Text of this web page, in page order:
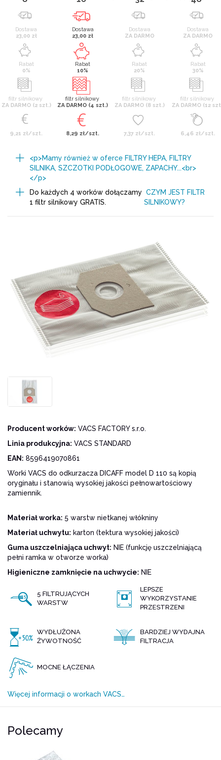
Dostawa
23,00 zł
Rabat
0%
filtr silnikowy
ZA DARMO (2 szt.)
9,21 zł/szt.
Dostawa
23,00 zł
Rabat
10%
filtr silnikowy
ZA DARMO (4 szt.)
8,29 zł/szt.
Dostawa
ZA DARMO
Rabat
20%
filtr silnikowy
ZA DARMO (8 szt.)
7,37 zł/szt.
Dostawa
ZA DARMO
Rabat
30%
filtr silnikowy
ZA DARMO (12
6,46 zł/szt.
<p>Mamy również w oferce FILTRY HEPA, FILTRY
SILNIKA, SZCZOTKI PODŁOGOWE, ZAPACHY...<br>
</p>
Do każdych 4 worków dołączamy
1 filtr silnikowy GRATIS.
CZYM JEST FILTR
SILNIKOWY?
Producent worków: VACS FACTORY s.r.o.
Linia produkcyjna: VACS STANDARD
EAN: 8596419070861
Worki VACS do odkurzacza DICAFF model D 110 są kopią
oryginału i stanowią wysokiej jakości pełnowartościowy
zamiennik.
Materiał worka: 5 warstw nietkanej włókniny
Materiał uchwytu: karton (tektura wysokiej jakości)
Guma uszczelniająca uchwyt: NIE (funkcję uszczelniającą
pełni ramka w otworze worka)
Higieniczne zamknięcie na uchwycie: NIE
5 FILTRUJĄCYCH
WARSTW
LEPSZE
WYKORZYSTANIE
PRZESTRZENI
WYDŁUŻONA
ŻYWOTNOŚĆ
BARDZIEJ WYDAJNA
FILTRACJA
MOCNE ŁĄCZENIA
Więcej informacji o workach VACS…
Polecamy